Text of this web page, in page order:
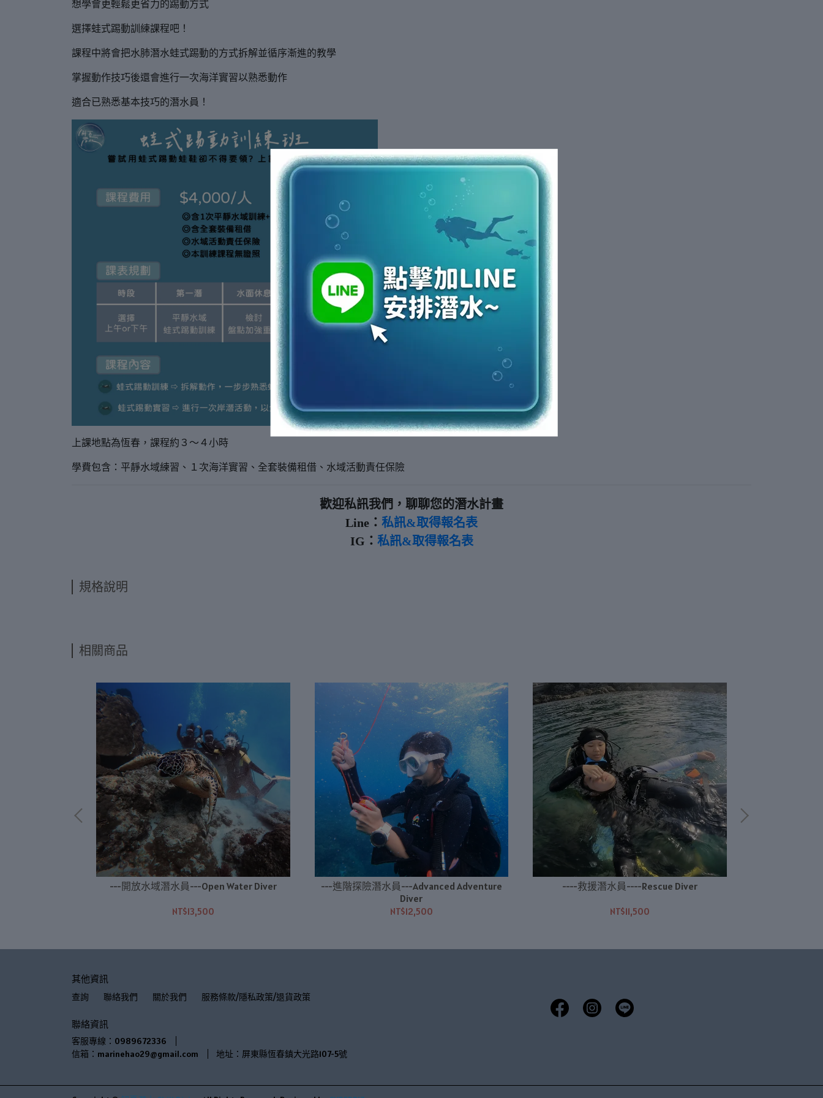
想學會更輕鬆更省力的踢動方式
選擇蛙式踢動訓練課程吧！
課程中將會把水肺潛水蛙式踢動的方式拆解並循序漸進的教學
掌握動作技巧後還會進行一次海洋實習以熟悉動作
適合已熟悉基本技巧的潛水員！
上課地點為恆春，課程約３～４小時
學費包含：平靜水域練習、１次海洋實習、全套裝備租借、水域活動責任保險
歡迎私訊我們，聊聊您的潛水計畫
Line： 私訊&取得報名表
IG： 私訊&取得報名表
規格說明
相關商品
---開放水域潛水員---Open Water Diver
NT$13,500
---進階探險潛水員---Advanced Adventure
Diver
NT$12,500
----救援潛水員----Rescue Diver
NT$11,500
其他資訊
查詢 聯絡我們 關於我們 服務條款/隱私政策/退貨政策
聯絡資訊
客服專線：0989672336
信箱：marinehao29@gmail.com
地址：屏東縣恆春鎮大光路107-5號